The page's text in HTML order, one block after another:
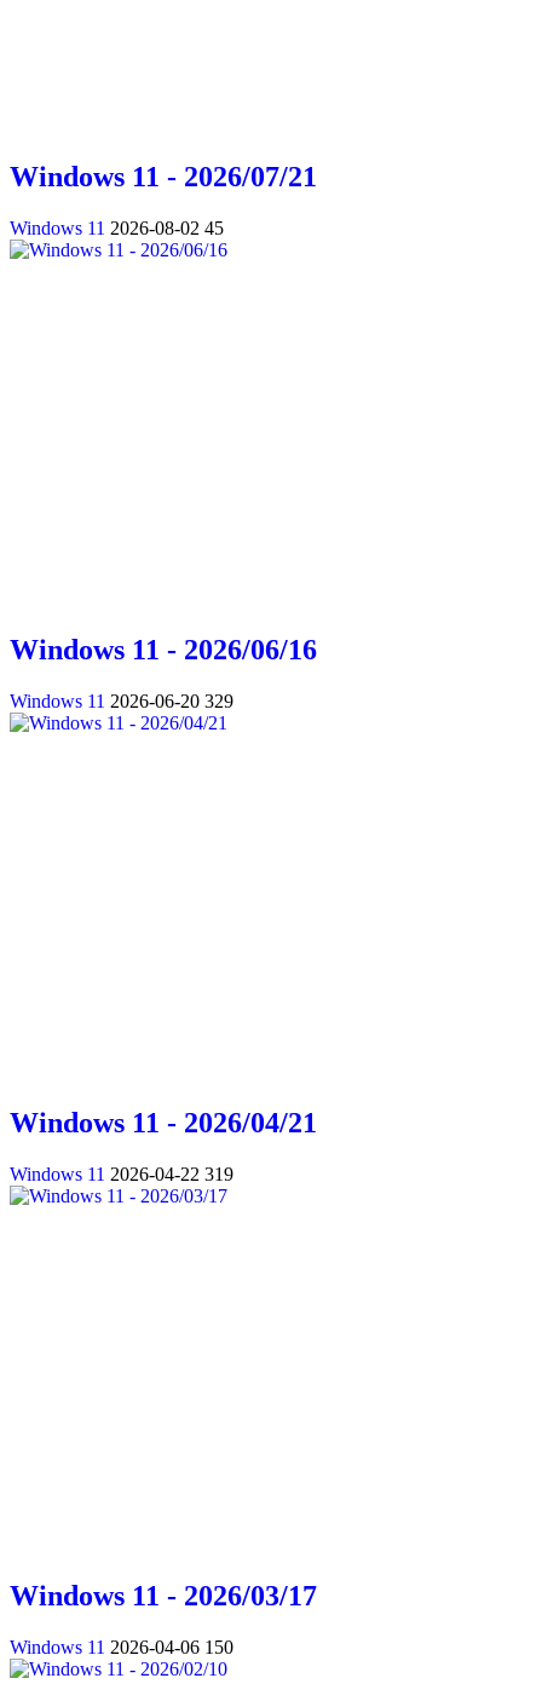
Windows 11 - 2026/07/21
Windows 11 2026-08-02 45
Windows 11 - 2026/06/16
Windows 11 2026-06-20 329
Windows 11 - 2026/04/21
Windows 11 2026-04-22 319
Windows 11 - 2026/03/17
Windows 11 2026-04-06 150